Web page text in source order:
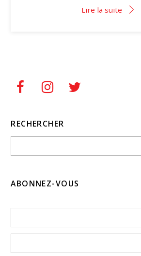
Lire la suite
RECHERCHER
ABONNEZ-VOUS